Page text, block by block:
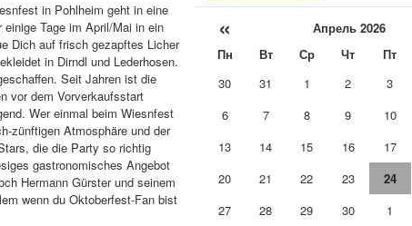
in Pohlheim geht in eine
Tage im April/Mai in ein
Dich auf frisch gezapftes Licher
in Dirndl und Lederhosen.
Seit Jahren ist die
vor dem Vorverkaufsstart
Wer einmal beim Wiesnfest
zünftigen Atmosphäre und der
die die Party so richtig
gastronomisches Angebot
Hermann Gürster und seinem
wenn du Oktoberfest-Fan bist
« Апрель 2026
Пн Вт Ср Чт Пт
30
31 1 2 3
6
7 8 9 10
13
14 15 16 17
20
21 22 23 24
27
28 29 30 1